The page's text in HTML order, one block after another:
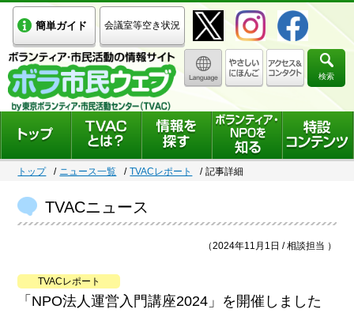
簡単ガイド 会議室等空き状況
検索
トップ ニュース一覧 TVACレポート 記事詳細
TVACニュース
（2024年11月1日 / 相談担当 ）
TVACレポート
「NPO法人運営入門講座2024」を開催しました